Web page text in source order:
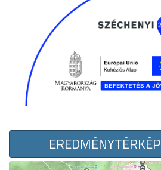
EREDMÉNYTÉRKÉP